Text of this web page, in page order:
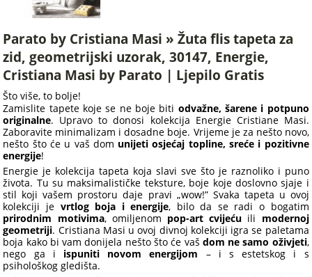
Parato by Cristiana Masi » Žuta flis tapeta za
zid, geometrijski uzorak, 30147, Energie,
Cristiana Masi by Parato | Ljepilo Gratis
Što više, to bolje!
Zamislite tapete koje se ne boje biti odvažne, šarene i potpuno
originalne. Upravo to donosi kolekcija Energie Cristiane Masi.
Zaboravite minimalizam i dosadne boje. Vrijeme je za nešto novo,
nešto što će u vaš dom unijeti osjećaj topline, sreće i pozitivne
energije!
Energie je kolekcija tapeta koja slavi sve što je raznoliko i puno
života. Tu su maksimalističke teksture, boje koje doslovno sjaje i
stil koji vašem prostoru daje pravi „wow!” Svaka tapeta u ovoj
kolekciji je vrtlog boja i energije, bilo da se radi o bogatim
prirodnim motivima, omiljenom pop-art cvijeću ili modernoj
geometriji. Cristiana Masi u ovoj divnoj kolekciji igra se paletama
boja kako bi vam donijela nešto što će vaš dom ne samo oživjeti,
nego ga i ispuniti novom energijom – i s estetskog i s
psihološkog gledišta.